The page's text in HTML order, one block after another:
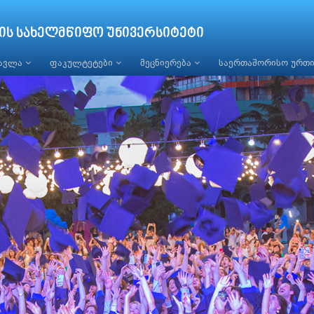
სახელმწიფო უნივერსიტეტი
ფაკულტეტები მეცნიერება საერთაშორისო
აბიტურიენტებისათვის
განახლდა და თანამედროვე